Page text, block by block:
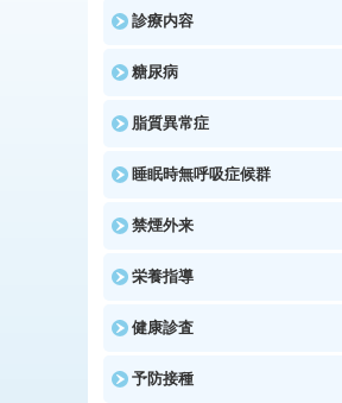
診療内容
糖尿病
脂質異常症
睡眠時無呼吸症候群
禁煙外来
栄養指導
健康診査
予防接種